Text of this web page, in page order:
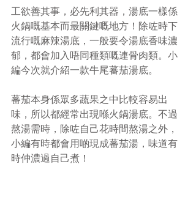
工欲善其事，必先利其器，湯底一樣係
火鍋嘅基本而最關鍵嘅地方！除咗時下
流行嘅麻辣湯底，一般要令湯底香味濃
郁，都會加入唔同種類嘅連骨肉類。小
編今次就介紹一款牛尾蕃茄湯底。
蕃茄本身係眾多蔬果之中比較容易出
味，所以都經常出現喺火鍋湯底。不過
熬湯需時，除咗自己花時間熬湯之外，
小編有時都會用啲現成蕃茄湯，味道有
時仲濃過自己煮！